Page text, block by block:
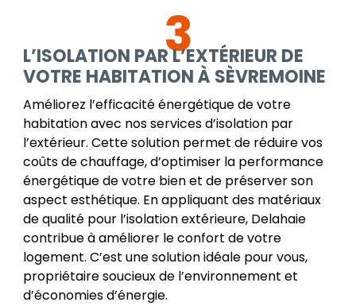
3
L’ISOLATION PAR L’EXTÉRIEUR DE
VOTRE HABITATION À SÈVREMOINE
Améliorez l’efficacité énergétique de votre
habitation avec nos services d’isolation par
l’extérieur. Cette solution permet de réduire vos
coûts de chauffage, d’optimiser la performance
énergétique de votre bien et de préserver son
aspect esthétique. En appliquant des matériaux
de qualité pour l’isolation extérieure, Delahaie
contribue à améliorer le confort de votre
logement. C’est une solution idéale pour vous,
propriétaire soucieux de l’environnement et
d’économies d’énergie.